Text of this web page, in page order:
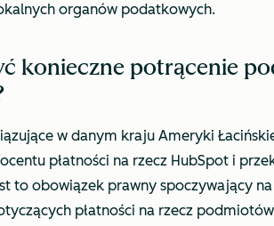
organów podatkowych.
konieczne potrącenie
w danym kraju Ameryki
płatności na rzecz HubSpot i
to obowiązek prawny spoczywający
płatności na rzecz